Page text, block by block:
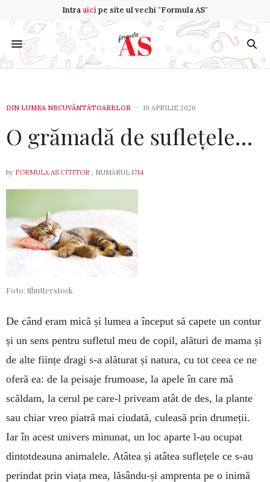
Intra aicipe site ul vechi "Formula AS"
DIN LUMEA NECUVÂNTĂTOARELOR 19 APRILIE 2026
O grămadă de suflețele…
by FORMULA AS CITITOR , NUMĂRUL 1714
Foto: Shutterstock
De când eram mică și lu­mea a început să capete un contur
și un sens pen­tru sufletul meu de copil, alături de mama și
de alte ființe dragi s-a alăturat și natura, cu tot ceea ce ne
oferă ea: de la peisaje frumoase, la apele în care mă
scăldam, la cerul pe care-l priveam atât de des, la plante
sau chiar vreo piatră mai ciudată, cu­leasă prin drumeții.
Iar în acest uni­vers minunat, un loc aparte l-au ocu­pat
dintotdeauna ani­malele. Atâtea și atâtea suflețele ce s-au
perindat prin viața mea, lăsându-și amprenta pe o inimă